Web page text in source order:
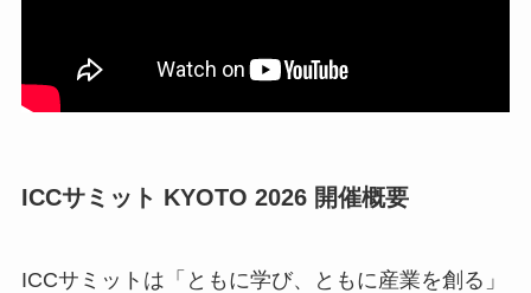
ICCサミット KYOTO 2026 開催概要
ICCサミットは「ともに学び、ともに産業を創る」